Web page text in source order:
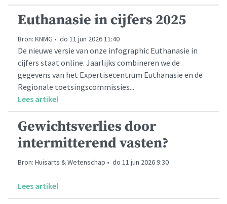
Euthanasie in cijfers 2025
Bron: KNMG • do 11 jun 2026 11:40
De nieuwe versie van onze infographic Euthanasie in
cijfers staat online. Jaarlijks combineren we de
gegevens van het Expertisecentrum Euthanasie en de
Regionale toetsingscommissies...
Lees artikel
Gewichtsverlies door
intermitterend vasten?
Bron: Huisarts & Wetenschap • do 11 jun 2026 9:30
Lees artikel